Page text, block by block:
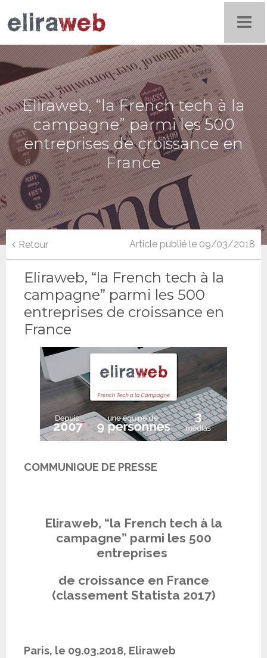
Eliraweb, “la French tech à la
campagne” parmi les 500
entreprises de croissance en
France
Retour Article publié le 09/03/2018
Eliraweb, “la French tech à la
campagne” parmi les 500
entreprises de croissance en
France
COMMUNIQUE DE PRESSE
Eliraweb, “la French tech à la
campagne” parmi les 500
entreprises
de croissance en France
(classement Statista 2017)
Paris, le 09.03.2018, Eliraweb